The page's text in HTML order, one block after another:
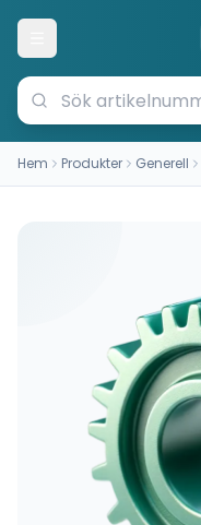
Öppna meny
Hem Produkter Generell